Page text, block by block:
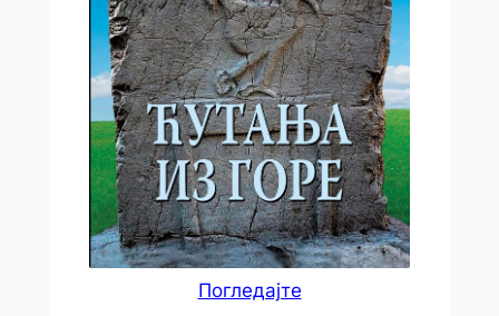
Погледајте